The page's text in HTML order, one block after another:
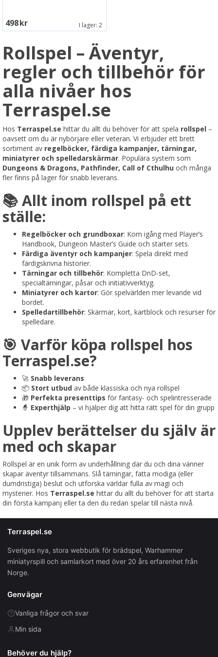
498 SEK I lager: 2
Rollspel – Äventyr,
regler och tillbehör för
alla nivåer hos
Terraspel.se
Hos Terraspel.se hittar du allt du behöver för att spela rollspel –
oavsett om du är nybörjare eller veteran. Vi erbjuder ett brett
sortiment av regelböcker, färdiga kampanjer, tärningar,
miniatyrer och spelledarskärmar. Populära system som
Dungeons & Dragons, Pathfinder, Call of Cthulhu och många
fler finns på lager för snabb leverans.
📚 Allt inom rollspel på ett
ställe:
Regelböcker och grundboxar: Kom igång med Player’s
Handbook, Dungeon Master’s Guide och starter sets.
Färdiga äventyr och kampanjer: Spela direkt med
färdigskrivna historier.
Tärningar och tillbehör: Kompletta DnD-set,
specialtärningar, påsar och initiativverktyg.
Miniatyrer och kartor: Gör spelvärlden mer levande vid
bordet.
Spelledartillbehör: Skärmar, kort, kartblock och resurser för
spelledare.
🎯 Varför köpa rollspel hos
Terraspel.se?
🚀 Snabb leverans
📦 Stort utbud av både klassiska och nya rollspel
🎁 Perfekta presenttips för fantasy- och spelintresserade
🧙 Experthjälp – vi hjälper dig att hitta rätt spel för din grupp
Upplev berättelser du själv är
med och skapar
Rollspel är en unik form av underhållning där du och dina vänner
skapar äventyr tillsammans. Slå tärningar, fatta modiga (eller
dumdristiga) beslut och utforska världar fulla av magi och
mysterier. Hos Terraspel.se hittar du allt du behöver för att starta
din första kampanj eller ta den du redan spelar till nästa nivå.
Terraspel.se
Sveriges nya, stora webbutik för brädspel, Warhammer
miniatyrspill och samlarkort med över 20 års erfarenhet från
Norge.
Genvägar
Vanliga frågor och svar
Min sida
Behöver du hjälp?